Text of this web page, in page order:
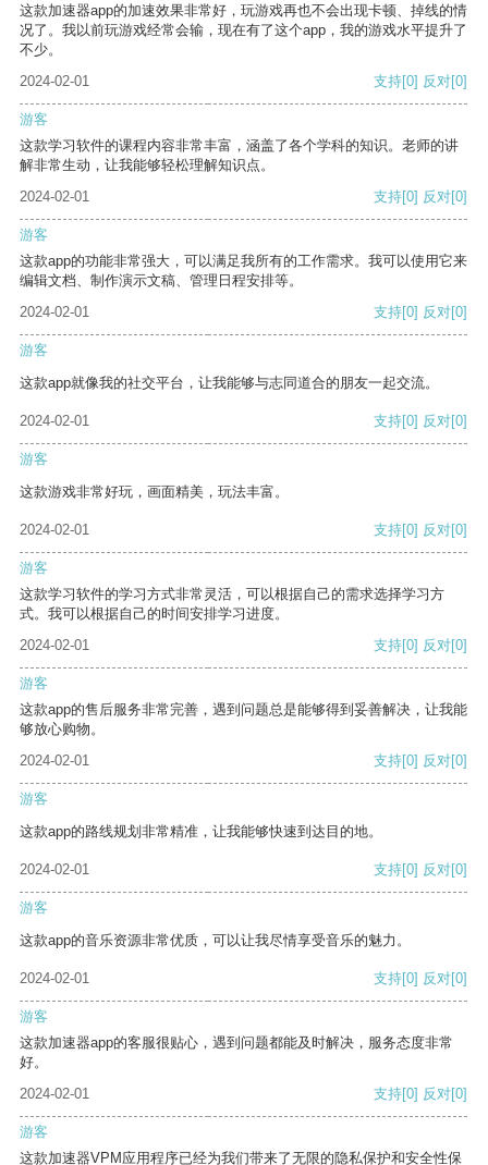
这款加速器app的加速效果非常好，玩游戏再也不会出现卡顿、掉线的情
况了。我以前玩游戏经常会输，现在有了这个app，我的游戏水平提升了
不少。
2024-02-01
支持[0] 反对[0]
游客
这款学习软件的课程内容非常丰富，涵盖了各个学科的知识。老师的讲
解非常生动，让我能够轻松理解知识点。
2024-02-01
支持[0] 反对[0]
游客
这款app的功能非常强大，可以满足我所有的工作需求。我可以使用它来
编辑文档、制作演示文稿、管理日程安排等。
2024-02-01
支持[0] 反对[0]
游客
这款app就像我的社交平台，让我能够与志同道合的朋友一起交流。
2024-02-01 支持[0] 反对[0]
游客
这款游戏非常好玩，画面精美，玩法丰富。
2024-02-01 支持[0] 反对[0]
游客
这款学习软件的学习方式非常灵活，可以根据自己的需求选择学习方
式。我可以根据自己的时间安排学习进度。
2024-02-01
支持[0] 反对[0]
游客
这款app的售后服务非常完善，遇到问题总是能够得到妥善解决，让我能
够放心购物。
2024-02-01
支持[0] 反对[0]
游客
这款app的路线规划非常精准，让我能够快速到达目的地。
2024-02-01 支持[0] 反对[0]
游客
这款app的音乐资源非常优质，可以让我尽情享受音乐的魅力。
2024-02-01 支持[0] 反对[0]
游客
这款加速器app的客服很贴心，遇到问题都能及时解决，服务态度非常
好。
2024-02-01
支持[0] 反对[0]
游客
这款加速器VPM应用程序已经为我们带来了无限的隐私保护和安全性保